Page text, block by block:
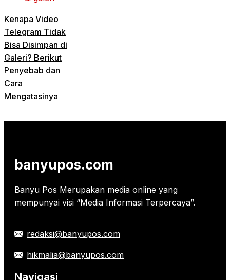
Kenapa Video
Telegram Tidak
Bisa Disimpan di
Galeri? Berikut
Penyebab dan
Cara
Mengatasinya
banyupos.com
Banyu Pos Merupakan media online yang
mempunyai visi “Media Informasi Terpercaya”.
redaksi@banyupos.com
hikmalia@banyupos.com
Navigasi